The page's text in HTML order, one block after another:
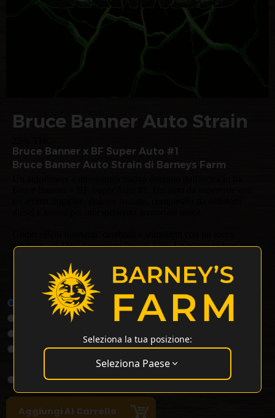
Bruce Banner Auto Strain
Bruce Banner x BF Super Auto #1
Bruce Banner Auto Strain di Barneys Farm
creativo—il THC raggiunge fino al 25%. Le piante indoor sono
100–150 cm.
Bruce Banner Auto Semi Di Cannabis - Tipo: Semi Autofiorenti
1 Semi Per Pacchetto
€13.10
3 Semi Per Pacchetto
€34.28
5 Semi Per Pacchetto
€49.41
Buy 10 Get Double! 20 €85.71
25 Semi Per Pacchetto€176.45
Seleziona la tua posizione:
Seleziona Paese